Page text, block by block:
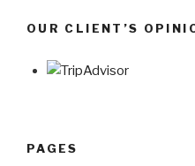
OUR CLIENT’S
PAGES